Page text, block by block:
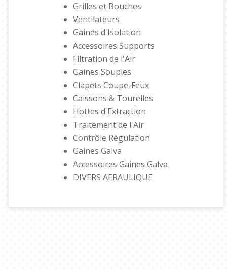
Grilles et Bouches
Ventilateurs
Gaines d'Isolation
Accessoires Supports
Filtration de l'Air
Gaines Souples
Clapets Coupe-Feux
Caissons & Tourelles
Hottes d'Extraction
Traitement de l'Air
Contrôle Régulation
Gaines Galva
Accessoires Gaines Galva
DIVERS AERAULIQUE